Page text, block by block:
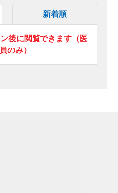
新着順
後に閲覧できます（医
のみ）